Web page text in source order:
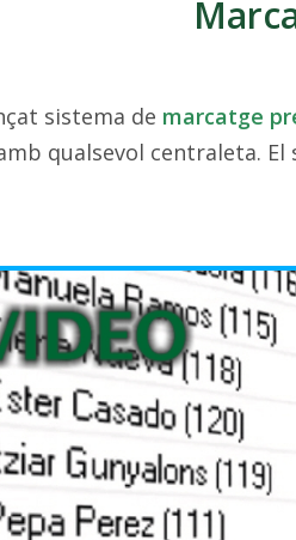
sistema de marcatge
qualsevol centraleta.